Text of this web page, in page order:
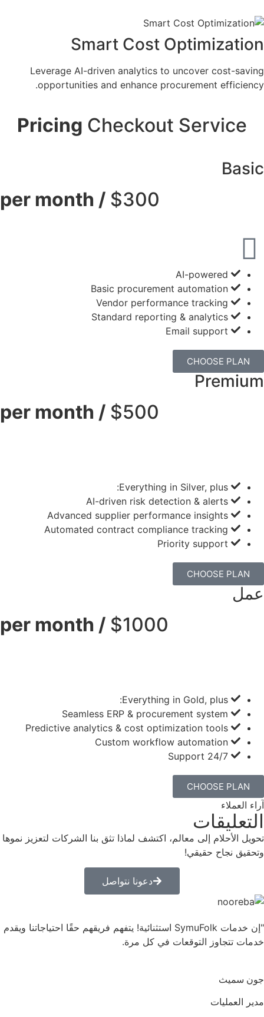
Smart Cost Optimization
Leverage AI-driven analytics to uncover cost-saving
opportunities and enhance procurement efficiency.
Checkout Service
Pricing
Basic
$300
/ per month
AI-powered
Basic procurement automation
Vendor performance tracking
Standard reporting & analytics
Email support
CHOOSE PLAN
Premium
$500
/ per month
Everything in Silver, plus:
AI-driven risk detection & alerts
Advanced supplier performance insights
Automated contract compliance tracking
Priority support
CHOOSE PLAN
عمل
$1000
/ per month
Everything in Gold, plus:
Seamless ERP & procurement system
Predictive analytics & cost optimization tools
Custom workflow automation
24/7 Support
CHOOSE PLAN
آراء العملاء
التعليقات
تحويل الأحلام إلى معالم، اكتشف لماذا تثق بنا الشركات لتعزيز نموها
وتحقيق نجاح حقيقي!
دعونا نتواصل
"إن خدمات SymuFolk استثنائية! يتفهم فريقهم حقًا احتياجاتنا ويقدم
خدمات تتجاوز التوقعات في كل مرة.
جون سميث
مدير العمليات